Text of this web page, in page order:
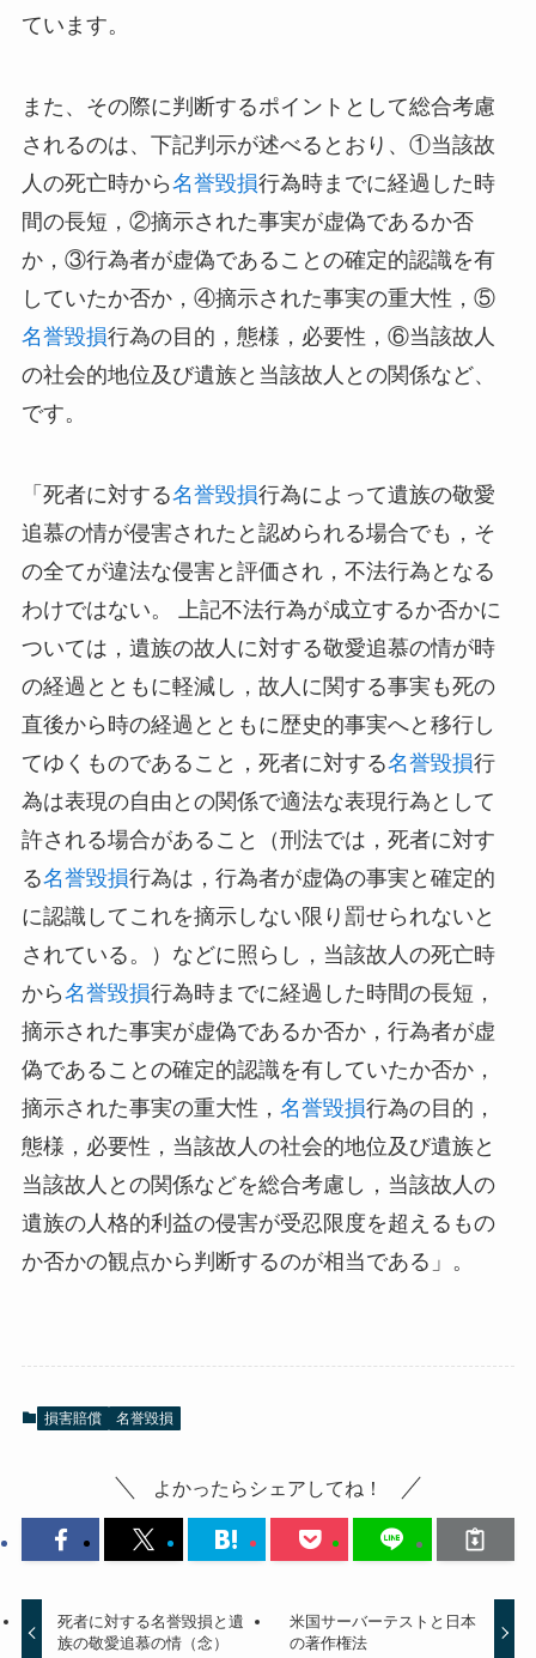
ています。
また、その際に判断するポイントとして総合考慮
されるのは、下記判示が述べるとおり、①当該故
人の死亡時から名誉毀損行為時までに経過した時
間の長短，②摘示された事実が虚偽であるか否
か，③行為者が虚偽であることの確定的認識を有
していたか否か，④摘示された事実の重大性，⑤
名誉毀損行為の目的，態様，必要性，⑥当該故人
の社会的地位及び遺族と当該故人との関係など、
です。
「死者に対する名誉毀損行為によって遺族の敬愛
追慕の情が侵害されたと認められる場合でも，そ
の全てが違法な侵害と評価され，不法行為となる
わけではない。 上記不法行為が成立するか否かに
ついては，遺族の故人に対する敬愛追慕の情が時
の経過とともに軽減し，故人に関する事実も死の
直後から時の経過とともに歴史的事実へと移行し
てゆくものであること，死者に対する名誉毀損行
為は表現の自由との関係で適法な表現行為として
許される場合があること（刑法では，死者に対す
る名誉毀損行為は，行為者が虚偽の事実と確定的
に認識してこれを摘示しない限り罰せられないと
されている。）などに照らし，当該故人の死亡時
から名誉毀損行為時までに経過した時間の長短，
摘示された事実が虚偽であるか否か，行為者が虚
偽であることの確定的認識を有していたか否か，
摘示された事実の重大性， 名誉毀損行為の目的，
態様，必要性，当該故人の社会的地位及び遺族と
当該故人との関係などを総合考慮し，当該故人の
遺族の人格的利益の侵害が受忍限度を超えるもの
か否かの観点から判断するのが相当である」。
損害賠償 名誉毀損
よかったらシェアしてね！
死者に対する名誉毀損と遺
族の敬愛追慕の情（念）
米国サーバーテストと日本
の著作権法